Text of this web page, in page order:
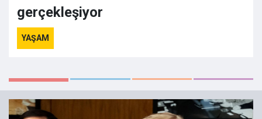
gerçekleşiyor
YAŞAM